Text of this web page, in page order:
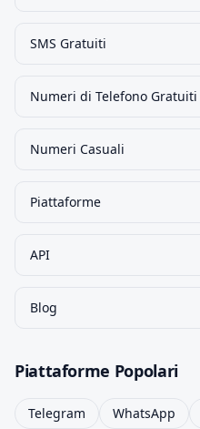
SMS Gratuiti
Numeri di Telefono Gratuiti
Numeri Casuali
Piattaforme
API
Blog
Piattaforme Popolari
Telegram WhatsApp